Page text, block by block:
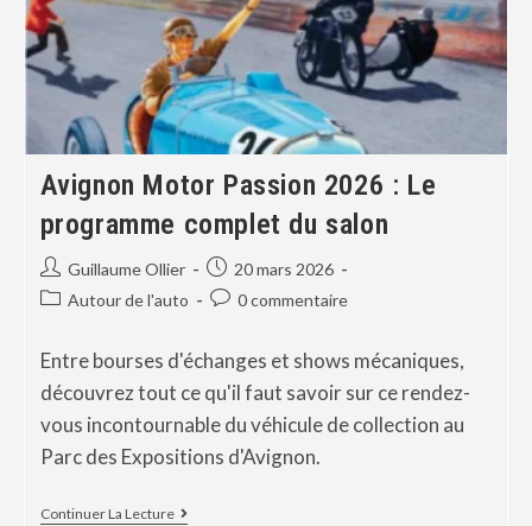
Avignon Motor Passion 2026 : Le
programme complet du salon
Guillaume Ollier
20 mars 2026
Autour de l'auto
0 commentaire
Entre bourses d'échanges et shows mécaniques,
découvrez tout ce qu'il faut savoir sur ce rendez-
vous incontournable du véhicule de collection au
Parc des Expositions d'Avignon.
Continuer La Lecture